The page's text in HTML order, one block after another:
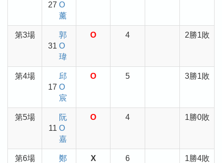
27 O
薰
第3場
31
郭
O
瑋
O 4 2勝1敗
第4場
17
邱
O
宸
O 5 3勝1敗
第5場
11
阮
O
嘉
O 4 1勝0敗
第6場
鄭
X 6 1勝4敗